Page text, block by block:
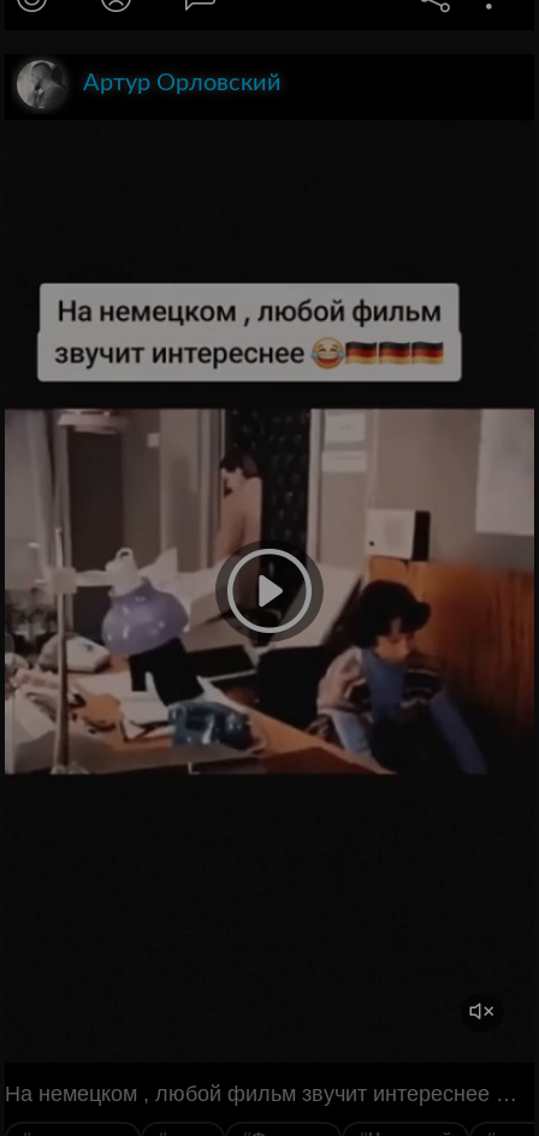
Артур Орловский
На немецком , любой фильм звучит интереснее 😂🇩🇪🇩🇪